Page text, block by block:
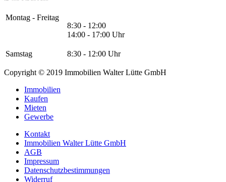
Montag - Freitag
8:30 - 12:00
14:00 - 17:00 Uhr
Samstag 8:30 - 12:00 Uhr
Copyright © 2019 Immobilien Walter Lütte GmbH
Immobilien
Kaufen
Mieten
Gewerbe
Kontakt
Immobilien Walter Lütte GmbH
AGB
Impressum
Datenschutzbestimmungen
Widerruf